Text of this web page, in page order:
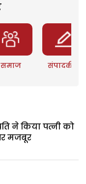
समाज संपादकीय
ने किया पत्नी को
मजबूर